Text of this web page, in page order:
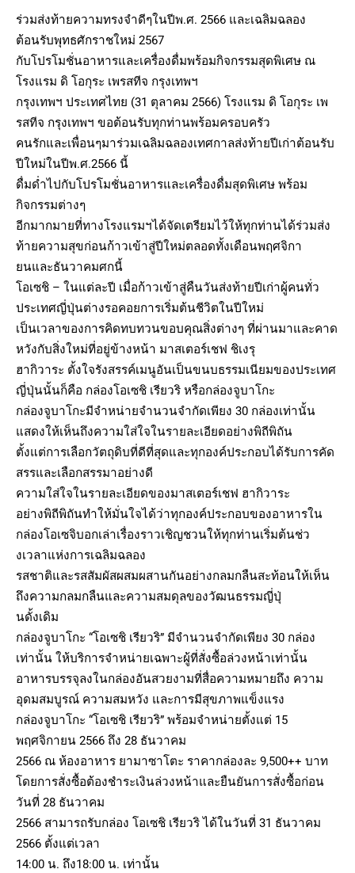
ร่วมส่งท้ายความทรงจำดีๆในปีพ.ศ. 2566 และเฉลิมฉลอง
ต้อนรับพุทธศักราชใหม่ 2567
กับโปรโมชั่นอาหารและเครื่องดื่มพร้อมกิจกรรมสุดพิเศษ ณ
โรงแรม ดิ โอกุระ เพรสทีจ กรุงเทพฯ
กรุงเทพฯ ประเทศไทย (31 ตุลาคม 2566) โรงแรม ดิ โอกุระ เพ
รสทีจ กรุงเทพฯ ขอต้อนรับทุกท่านพร้อมครอบครัว
คนรักและเพื่อนๆมาร่วมเฉลิมฉลองเทศกาลส่งท้ายปีเก่าต้อนรับ
ปีใหม่ในปีพ.ศ.2566 นี้
ดื่มด่ำไปกับโปรโมชั่นอาหารและเครื่องดื่มสุดพิเศษ พร้อม
กิจกรรมต่างๆ
อีกมากมายที่ทางโรงแรมฯได้จัดเตรียมไว้ให้ทุกท่านได้ร่วมส่ง
ท้ายความสุขก่อนก้าวเข้าสู่ปีใหม่ตลอดทั้งเดือนพฤศจิกา
ยนและธันวาคมศกนี้
โอเซชิ – ในแต่ละปี เมื่อก้าวเข้าสู่คืนวันส่งท้ายปีเก่าผู้คนทั่ว
ประเทศญี่ปุ่นต่างรอคอยการเริ่มต้นชีวิตในปีใหม่
เป็นเวลาของการคิดทบทวนขอบคุณสิ่งต่างๆ ที่ผ่านมาและคาด
หวังกับสิ่งใหม่ที่อยู่ข้างหน้า มาสเตอร์เชฟ ชิเงรุ
ฮากิวาระ ตั้งใจรังสรรค์เมนูอันเป็นขนบธรรมเนียมของประเทศ
ญี่ปุ่นนั้นก็คือ กล่องโอเซชิ เรียวริ หรือกล่องจูบาโกะ
กล่องจูบาโกะมีจำหน่ายจำนวนจำกัดเพียง 30 กล่องเท่านั้น
แสดงให้เห็นถึงความใส่ใจในรายละเอียดอย่างพิถีพิถัน
ตั้งแต่การเลือกวัตถุดิบที่ดีที่สุดและทุกองค์ประกอบได้รับการคัด
สรรและเลือกสรรมาอย่างดี
ความใส่ใจในรายละเอียดของมาสเตอร์เชฟ ฮากิวาระ
อย่างพิถีพิถันทำให้มั่นใจได้ว่าทุกองค์ประกอบของอาหารใน
กล่องโอเซจิบอกเล่าเรื่องราวเชิญชวนให้ทุกท่านเริ่มต้นช่ว
งเวลาแห่งการเฉลิมฉลอง
รสชาติและรสสัมผัสผสมผสานกันอย่างกลมกลืนสะท้อนให้เห็น
ถึงความกลมกลืนและความสมดุลของวัฒนธรรมญี่ปุ่
นดั้งเดิม
กล่องจูบาโกะ “โอเซชิ เรียวริ” มีจำนวนจำกัดเพียง 30 กล่อง
เท่านั้น ให้บริการจำหน่ายเฉพาะผู้ที่สั่งซื้อล่วงหน้าเท่านั้น
อาหารบรรจุลงในกล่องอันสวยงามที่สื่อความหมายถึง ความ
อุดมสมบูรณ์ ความสมหวัง และการมีสุขภาพแข็งแรง
กล่องจูบาโกะ “โอเซชิ เรียวริ” พร้อมจำหน่ายตั้งแต่ 15
พฤศจิกายน 2566 ถึง 28 ธันวาคม
2566 ณ ห้องอาหาร ยามาซาโตะ ราคากล่องละ 9,500++ บาท
โดยการสั่งซื้อต้องชำระเงินล่วงหน้าและยืนยันการสั่งซื้อก่อน
วันที่ 28 ธันวาคม
2566 สามารถรับกล่อง โอเซชิ เรียวริ ได้ในวันที่ 31 ธันวาคม
2566 ตั้งแต่เวลา
14:00 น. ถึง18:00 น. เท่านั้น